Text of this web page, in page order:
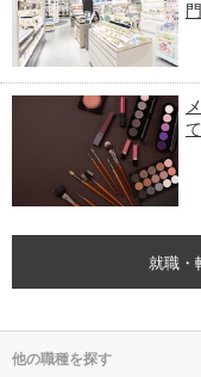
就職・
他の職種を探す